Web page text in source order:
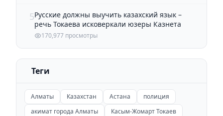
5Русские должны выучить казахский язык –
речь Токаева исковеркали юзеры Казнета
170,977 просмотры
Теги
Алматы Казахстан Астана
полиция
акимат города Алматы
Касым-Жомарт Токаев